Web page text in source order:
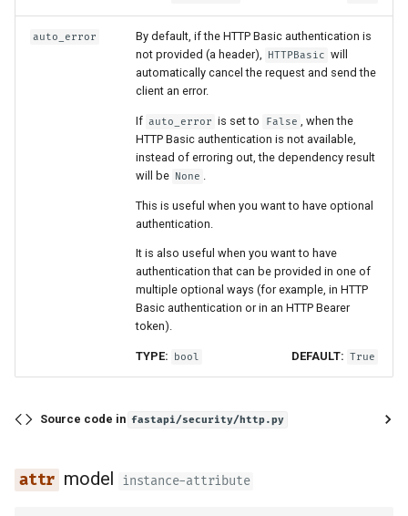
auto_error
By default, if the HTTP Basic authentication is
not provided (a header),
HTTPBasic will
automatically cancel the request and send the
client an error.
If auto_error is set to False
, when the
HTTP Basic authentication is not available,
instead of erroring out, the dependency result
will be None
This is useful when you want to have optional
authentication.
It is also useful when you want to have
authentication that can be provided in one of
multiple optional ways (for example, in HTTP
Basic authentication or in an HTTP Bearer
token).
TYPE: bool DEFAULT: True
Source code in fastapi/security/http.py
model instance-attribute